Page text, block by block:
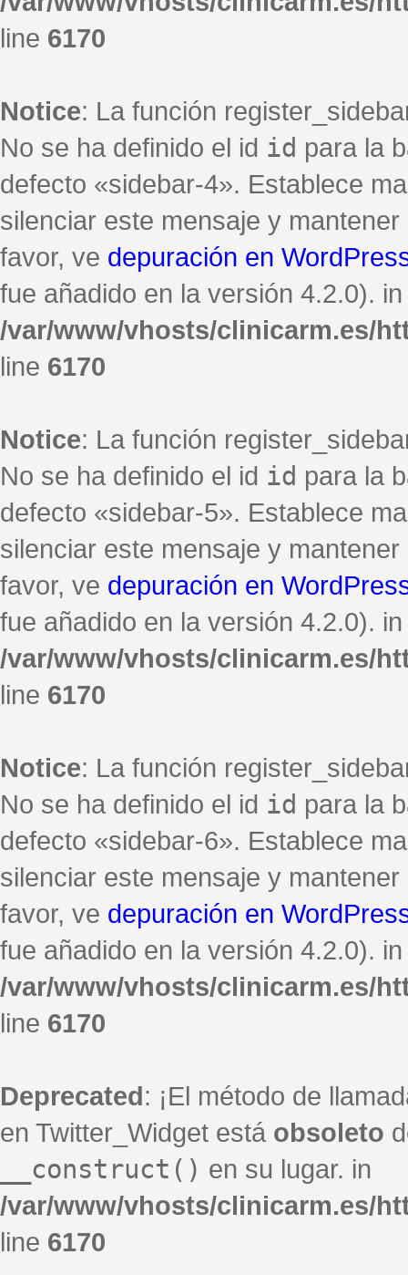
line 6170
Notice: La función
No se ha definido el id id para la
defecto «sidebar-4». Establece
silenciar este mensaje y
favor, ve depuración en
fue añadido en la versión 4.2.0). in
/var/www/vhosts/clinicarm.es/
line 6170
Notice: La función
No se ha definido el id id para la
defecto «sidebar-5». Establece
silenciar este mensaje y
favor, ve depuración en
fue añadido en la versión 4.2.0). in
/var/www/vhosts/clinicarm.es/
line 6170
Notice: La función
No se ha definido el id id para la
defecto «sidebar-6». Establece
silenciar este mensaje y
favor, ve depuración en
fue añadido en la versión 4.2.0). in
/var/www/vhosts/clinicarm.es/
line 6170
Deprecated: ¡El método de
en Twitter_Widget está obsoleto
__construct() en su lugar. in
/var/www/vhosts/clinicarm.es/
line 6170